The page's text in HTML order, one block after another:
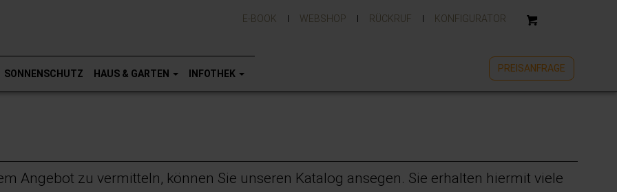
E-BOOK WEBSHOP RÜCKRUF KONFIGURATOR
SONNENSCHUTZ HAUS & GARTEN INFOTHEK PREISANFRAGE
Angebot zu vermitteln, können Sie unseren Katalog ansegen. Sie erhalten hiermit viele